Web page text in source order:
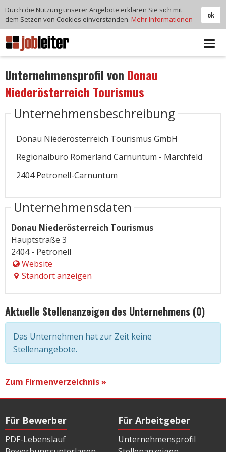
Unternehmensprofil von Donau
Niederösterreich Tourismus
Unternehmensbeschreibung
Donau Niederösterreich Tourismus GmbH
Regionalbüro Römerland Carnuntum - Marchfeld
2404 Petronell-Carnuntum
Unternehmensdaten
Donau Niederösterreich Tourismus
Hauptstraße 3
2404 - Petronell
Website
Standort anzeigen
Aktuelle Stellenanzeigen des Unternehmens (0)
Das Unternehmen hat zur Zeit keine
Stellenangebote.
Zum Firmenverzeichnis »
Für Bewerber
PDF-Lebenslauf
Für Arbeitgeber
Unternehmensprofil
ok
Durch die Nutzung unserer Angebote erklären Sie sich mit
dem Setzen von Cookies einverstanden. Mehr Informationen